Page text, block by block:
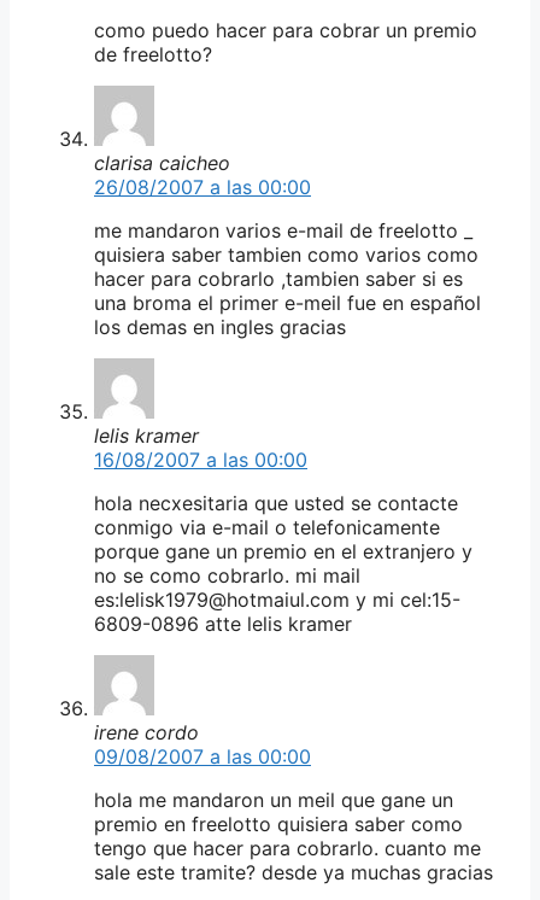
como puedo hacer para cobrar un premio
de freelotto?
clarisa caicheo
26/08/2007 a las 00:00
me mandaron varios e-mail de freelotto _
quisiera saber tambien como varios como
hacer para cobrarlo ,tambien saber si es
una broma el primer e-meil fue en español
los demas en ingles gracias
lelis kramer
16/08/2007 a las 00:00
hola necxesitaria que usted se contacte
conmigo via e-mail o telefonicamente
porque gane un premio en el extranjero y
no se como cobrarlo. mi mail
es:lelisk1979@hotmaiul.com y mi cel:15-
6809-0896 atte lelis kramer
irene cordo
09/08/2007 a las 00:00
hola me mandaron un meil que gane un
premio en freelotto quisiera saber como
tengo que hacer para cobrarlo. cuanto me
sale este tramite? desde ya muchas gracias